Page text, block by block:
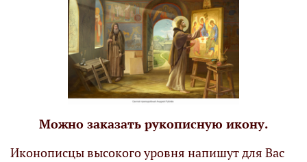
Можно заказать рукописную икону.
Иконописцы высокого уровня напишут для Вас